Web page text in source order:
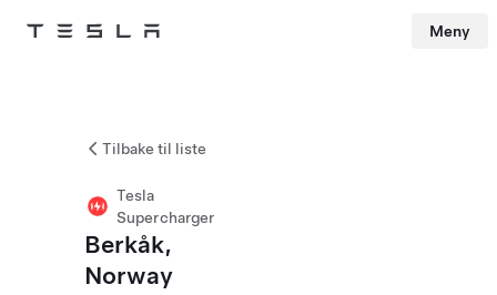
Tesla Meny
Tilbake til liste
Tesla
Supercharger
Berkåk,
Norway